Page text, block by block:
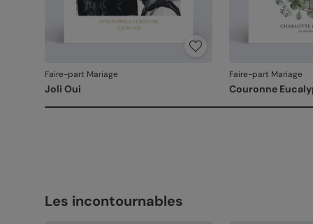
Faire-part Mariage
Joli Oui
Faire-part Mariage
Couronne
Les incontournables